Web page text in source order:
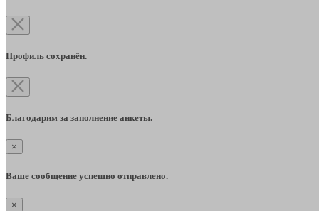
Профиль сохранён.
Благодарим за заполнение анкеты.
×
Ваше сообщение успешно отправлено.
×